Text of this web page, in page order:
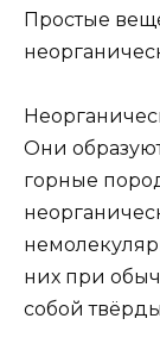
Простые
Они
горные
них при
собой